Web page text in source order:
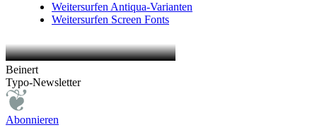
WeitersurfenAntiqua-Varianten
Weitersurfen Screen Fonts
Beinert
Typo-Newsletter
Abonnieren